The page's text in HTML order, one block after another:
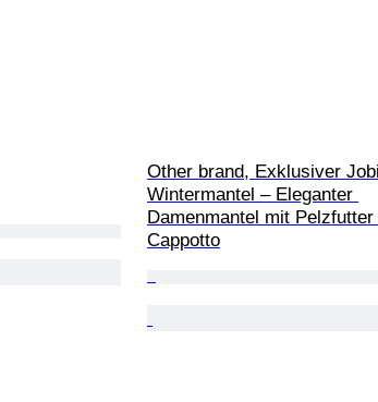
Other brand, Exklusiver
Wintermantel – Eleganter
Damenmantel mit Pelzfutter
Cappotto